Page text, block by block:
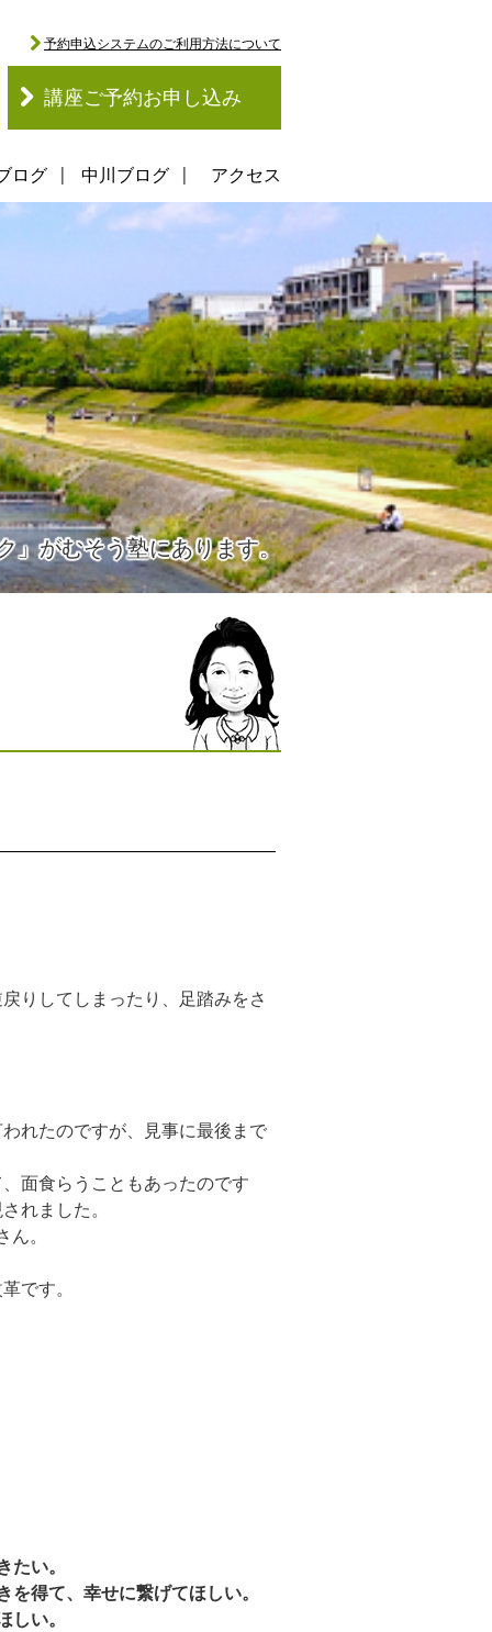
講座ご予約お申し込み
予約申込システムのご利用方法について
ログ 中川ブログ アクセス
」がむそう塾にあります。
りしてしまったり、足踏みをさ
れたのですが、見事に最後まで
面食らうこともあったのです
れました。
。
です。
たい。
を得て、幸せに繋げてほしい。
しい。